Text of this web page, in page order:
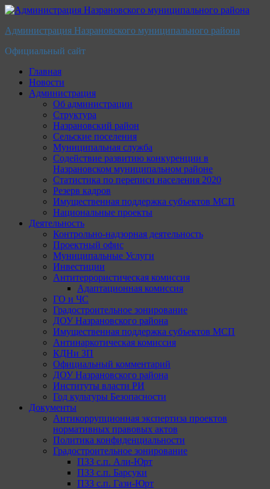
Перейти
содержимому
Администрация Назрановского муниципального района
Официальный сайт
Главная
Новости
Администрация
Об администрации
Структура
Назрановский район
Сельские поселения
Муниципальная служба
Содействие развитию конкуренции в
Назрановском муниципальном районе
Статистика по переписи населения 2020
Резерв кадров
Имущественная поддержка субъектов МСП
Национальные проекты
Деятельность
Контрольно-надзорная деятельность
Проектный офис
Муниципальные Услуги
Инвестиции
Антитеррористическая комиссия
Адаптационная комиссия
ГО и ЧС
Градостроительное зонирование
ДОУ Назрановского района
Имущественная поддержка субъектов МСП
Антинаркотическая комиссия
КДНи ЗП
Официальный комментарий
ДОУ Назрановского района
Институты власти РИ
Год культуры Безопасности
Документы
Антикоррупционная экспертиза проектов
нормативных правовых актов
Политика конфиденциальности
Градостроительное зонирование
ПЗЗ с.п. Али-Юрт
ПЗЗ с.п. Барсуки
ПЗЗ с.п. Гази-Юрт